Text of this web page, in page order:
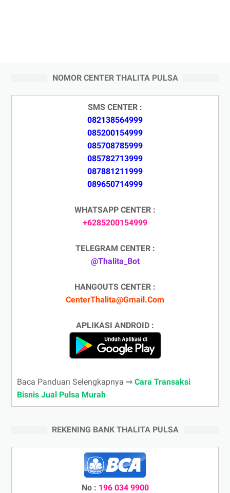
NOMOR CENTER THALITA PULSA
SMS CENTER :
082138564999
085200154999
085708785999
085782713999
087881211999
089650714999
WHATSAPP CENTER :
+6285200154999
TELEGRAM CENTER :
@Thalita_Bot
HANGOUTS CENTER :
CenterThalita@Gmail.Com
APLIKASI ANDROID :
Baca Panduan Selengkapnya ⇒ Cara Transaksi
Bisnis Jual Pulsa Murah
REKENING BANK THALITA PULSA
No : 196 034 9900